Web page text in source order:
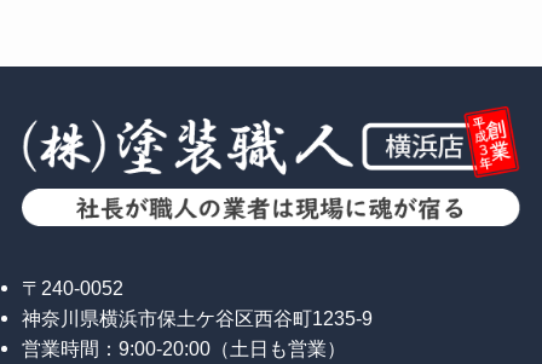
〒240-0052
神奈川県横浜市保土ケ谷区西谷町1235-9
営業時間：9:00-20:00（土日も営業）